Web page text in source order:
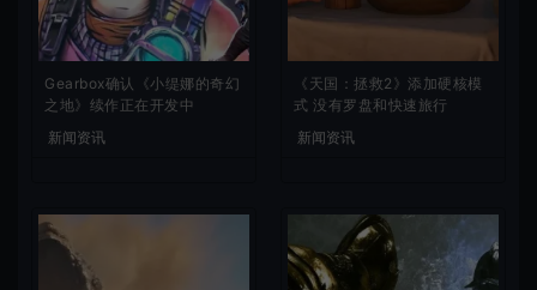
Gearbox确认《小缇娜的奇幻
之地》续作正在开发中
新闻资讯
《天国：拯救2》添加硬核模
式 没有罗盘和快速旅行
新闻资讯